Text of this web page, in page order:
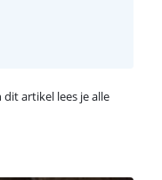
dit artikel lees je alle